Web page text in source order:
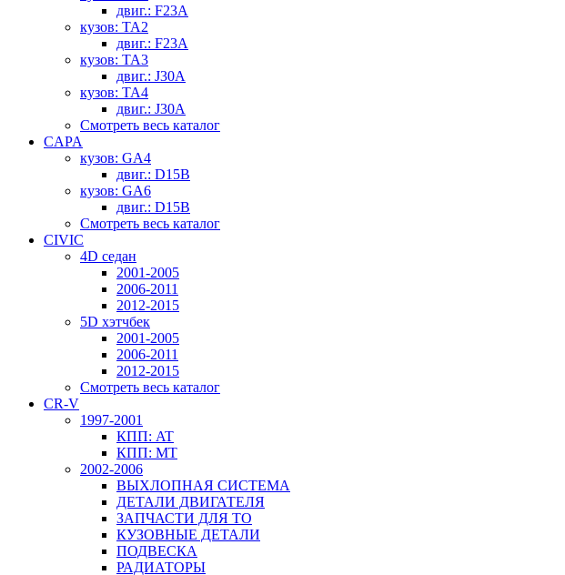
двиг.: F23A
кузов: TA2
двиг.: F23A
кузов: TA3
двиг.: J30A
кузов: TA4
двиг.: J30A
Смотреть весь каталог
CAPA
кузов: GA4
двиг.: D15B
кузов: GA6
двиг.: D15B
Смотреть весь каталог
CIVIC
4D седан
2001-2005
2006-2011
2012-2015
5D хэтчбек
2001-2005
2006-2011
2012-2015
Смотреть весь каталог
CR-V
1997-2001
КПП: AT
КПП: MT
2002-2006
ВЫХЛОПНАЯ СИСТЕМА
ДЕТАЛИ ДВИГАТЕЛЯ
ЗАПЧАСТИ ДЛЯ ТО
КУЗОВНЫЕ ДЕТАЛИ
ПОДВЕСКА
РАДИАТОРЫ